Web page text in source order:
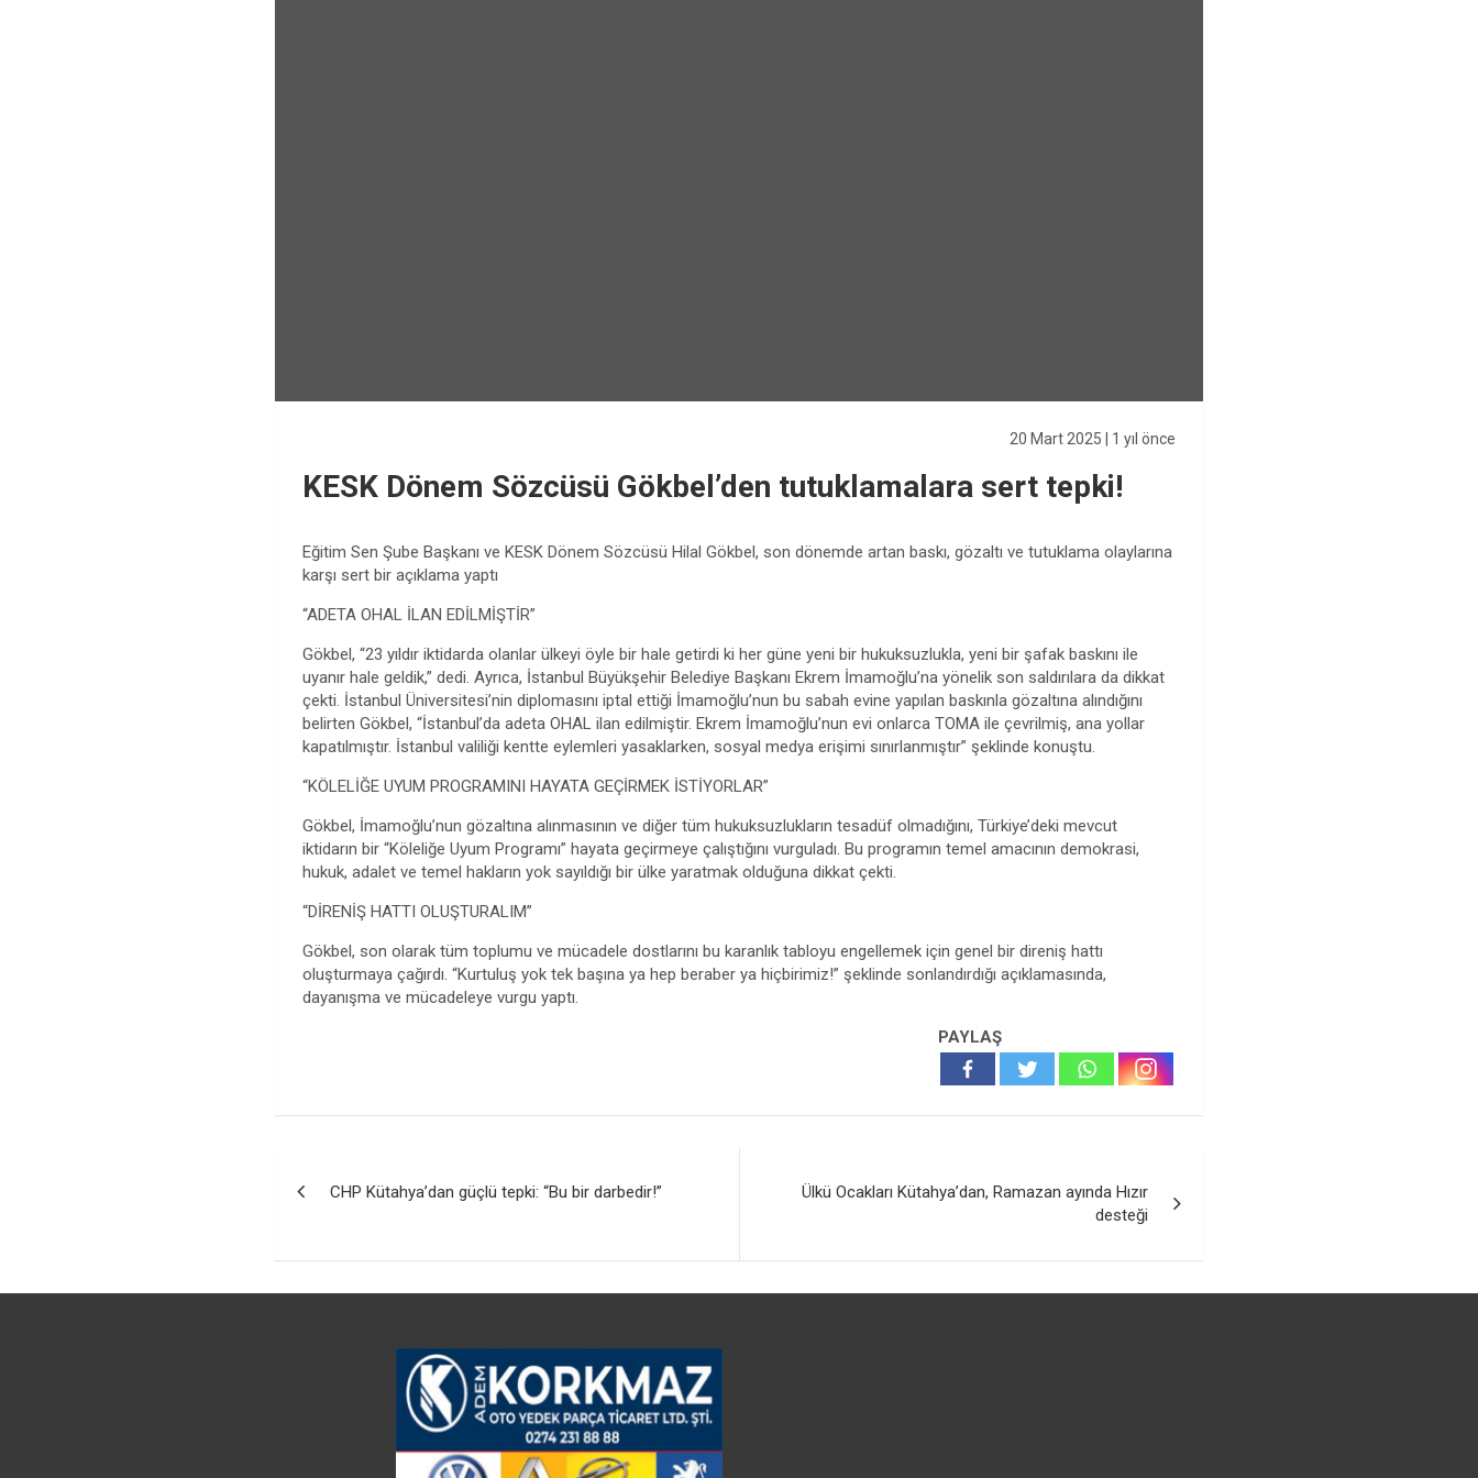
20 Mart 2025 | 1 yıl önce
KESK Dönem Sözcüsü Gökbel’den tutuklamalara sert tepki!
Eğitim Sen Şube Başkanı ve KESK Dönem Sözcüsü Hilal Gökbel, son dönemde artan baskı, gözaltı ve tutuklama olaylarına
karşı sert bir açıklama yaptı
“ADETA OHAL İLAN EDİLMİŞTİR”
Gökbel, “23 yıldır iktidarda olanlar ülkeyi öyle bir hale getirdi ki her güne yeni bir hukuksuzlukla, yeni bir şafak baskını ile
uyanır hale geldik,” dedi. Ayrıca, İstanbul Büyükşehir Belediye Başkanı Ekrem İmamoğlu’na yönelik son saldırılara da dikkat
çekti. İstanbul Üniversitesi’nin diplomasını iptal ettiği İmamoğlu’nun bu sabah evine yapılan baskınla gözaltına alındığını
belirten Gökbel, “İstanbul’da adeta OHAL ilan edilmiştir. Ekrem İmamoğlu’nun evi onlarca TOMA ile çevrilmiş, ana yollar
kapatılmıştır. İstanbul valiliği kentte eylemleri yasaklarken, sosyal medya erişimi sınırlanmıştır” şeklinde konuştu.
“KÖLELİĞE UYUM PROGRAMINI HAYATA GEÇİRMEK İSTİYORLAR”
Gökbel, İmamoğlu’nun gözaltına alınmasının ve diğer tüm hukuksuzlukların tesadüf olmadığını, Türkiye’deki mevcut
iktidarın bir “Köleliğe Uyum Programı” hayata geçirmeye çalıştığını vurguladı. Bu programın temel amacının demokrasi,
hukuk, adalet ve temel hakların yok sayıldığı bir ülke yaratmak olduğuna dikkat çekti.
“DİRENİŞ HATTI OLUŞTURALIM”
Gökbel, son olarak tüm toplumu ve mücadele dostlarını bu karanlık tabloyu engellemek için genel bir direniş hattı
oluşturmaya çağırdı. “Kurtuluş yok tek başına ya hep beraber ya hiçbirimiz!” şeklinde sonlandırdığı açıklamasında,
dayanışma ve mücadeleye vurgu yaptı.
PAYLAŞ
gezinmesi
CHP Kütahya’dan güçlü tepki: “Bu bir darbedir!”
Ülkü Ocakları Kütahya’dan, Ramazan ayında Hızır
desteği